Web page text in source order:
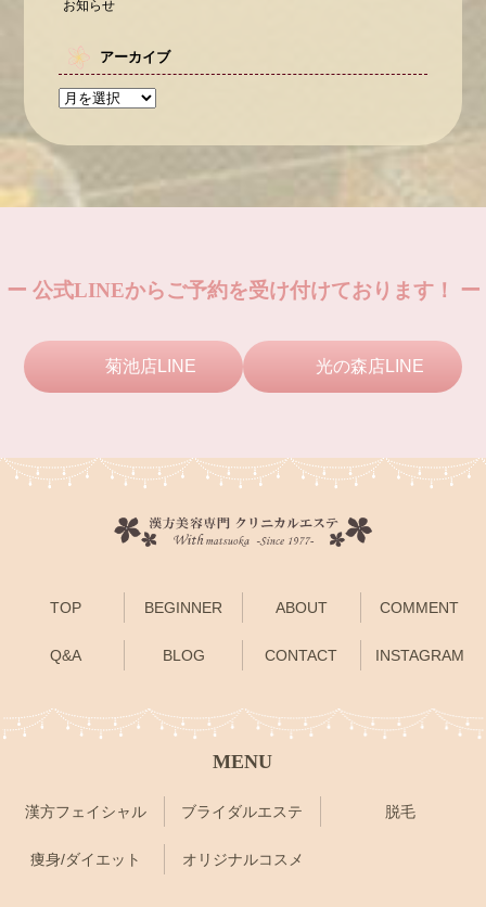
お知らせ
アーカイブ
ー 公式LINEからご予約を受け付けております！ ー
菊池店LINE 光の森店LINE
TOP BEGINNER ABOUT COMMENT
Q&A BLOG CONTACT INSTAGRAM
MENU
漢方フェイシャル ブライダルエステ 脱毛
痩身/ダイエット オリジナルコスメ